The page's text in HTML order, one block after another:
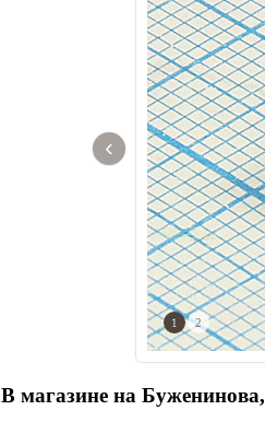
‹
1 2
В магазине на